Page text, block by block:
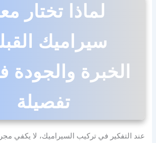
لماذا تختار
سيراميك
الخبرة
تفصيلة
عند التفكير في تركيب السيراميك، لا يكفي